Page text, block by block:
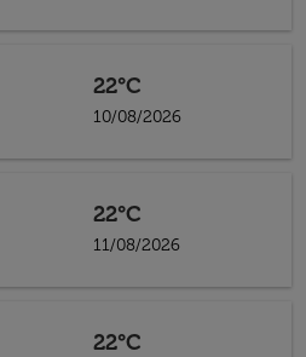
22°C
10/08/2026
22°C
11/08/2026
22°C